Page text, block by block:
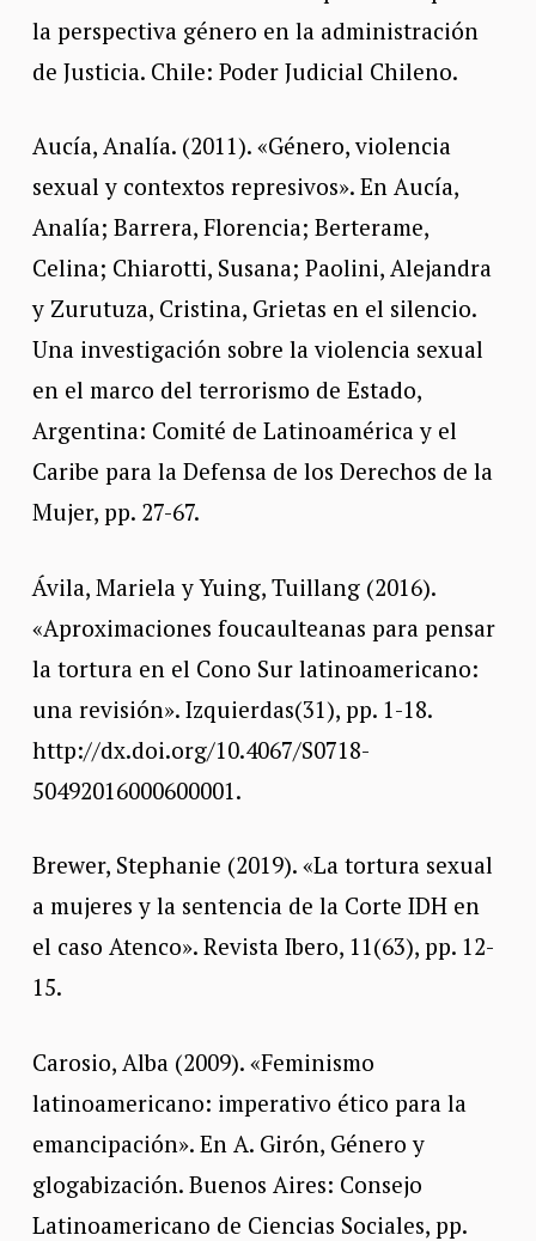
la perspectiva género en la administración
de Justicia. Chile: Poder Judicial Chileno.
Aucía, Analía. (2011). «Género, violencia
sexual y contextos represivos». En Aucía,
Analía; Barrera, Florencia; Berterame,
Celina; Chiarotti, Susana; Paolini, Alejandra
y Zurutuza, Cristina, Grietas en el silencio.
Una investigación sobre la violencia sexual
en el marco del terrorismo de Estado,
Argentina: Comité de Latinoamérica y el
Caribe para la Defensa de los Derechos de la
Mujer, pp. 27-67.
Ávila, Mariela y Yuing, Tuillang (2016).
«Aproximaciones foucaulteanas para pensar
la tortura en el Cono Sur latinoamericano:
una revisión». Izquierdas(31), pp. 1-18.
http://dx.doi.org/10.4067/S0718-
50492016000600001.
Brewer, Stephanie (2019). «La tortura sexual
a mujeres y la sentencia de la Corte IDH en
el caso Atenco». Revista Ibero, 11(63), pp. 12-
15.
Carosio, Alba (2009). «Feminismo
latinoamericano: imperativo ético para la
emancipación». En A. Girón, Género y
glogabización. Buenos Aires: Consejo
Latinoamericano de Ciencias Sociales, pp.